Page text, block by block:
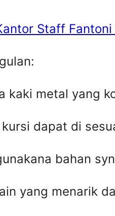
Staff Fantoni
kaki metal yang
dapat di
bahan
yang menarik